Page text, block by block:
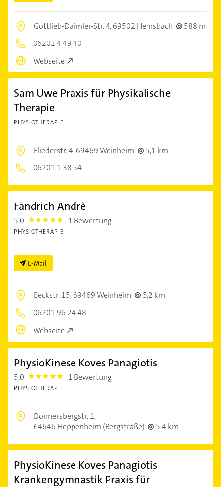
Gottlieb-Daimler-Str. 4,69502 Hemsbach
588 m
06201 4 49 40
Webseite
Sam Uwe Praxis für Physikalische
Therapie
PHYSIOTHERAPIE
Fliederstr. 4,69469 Weinheim
5,1 km
06201 1 38 54
Fändrich Andrè
5,0 5.0 1 Bewertung
PHYSIOTHERAPIE
E-Mail
Beckstr. 15,69469 Weinheim
5,2 km
06201 96 24 48
Webseite
PhysioKinese Koves Panagiotis
5,0 5.0 1 Bewertung
PHYSIOTHERAPIE
Donnersbergstr. 1,
64646 Heppenheim (Bergstraße)
5,4 km
PhysioKinese Koves Panagiotis
Krankengymnastik Praxis für